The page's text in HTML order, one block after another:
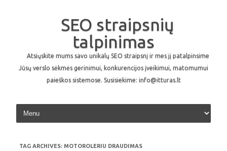
SEO straipsnių
talpinimas
Atsiųskite mums savo unikalų SEO straipsnį ir mes jį patalpinsime
Jūsų verslo sėkmės gerinimui, konkurencijos įveikimui, matomumui
paieškos sistemose. Susisiekime: info@itturas.lt
Skip to content
TAG ARCHIVES: MOTOROLERIU DRAUDIMAS